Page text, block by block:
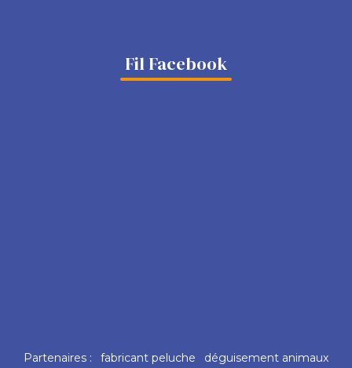
Fil Facebook
Partenaires : fabricant peluche
déguisement animaux